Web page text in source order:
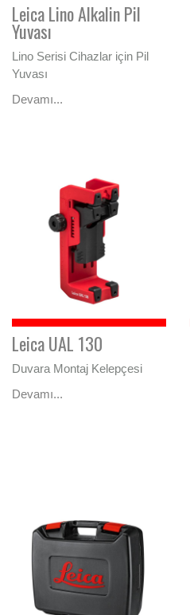
Leica Lino Alkalin Pil
Yuvası
Lino Serisi Cihazlar için Pil
Yuvası
Devamı...
Leica UAL 130
Duvara Montaj Kelepçesi
Devamı...